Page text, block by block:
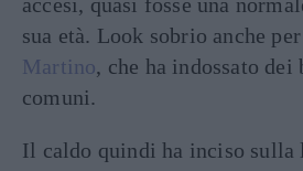
sua età. Look sobrio anche per
Martino, che ha indossato
comuni.
Il caldo quindi ha inciso sulla